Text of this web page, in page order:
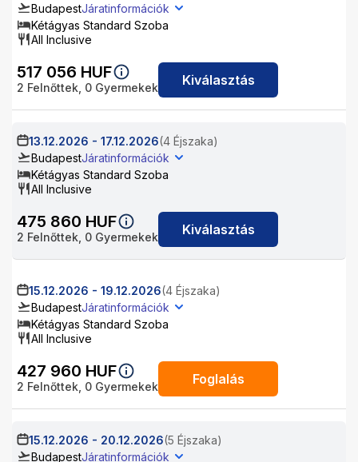
BudapestJáratinformációk
Kétágyas Standard Szoba
All Inclusive
517 056 HUF
2 Felnőttek, 0 Gyermekek Kiválasztás
13.12.2026 - 17.12.2026(4 Éjszaka)
BudapestJáratinformációk
Kétágyas Standard Szoba
All Inclusive
475 860 HUF
2 Felnőttek, 0 Gyermekek Kiválasztás
15.12.2026 - 19.12.2026(4 Éjszaka)
BudapestJáratinformációk
Kétágyas Standard Szoba
All Inclusive
427 960 HUF
2 Felnőttek, 0 Gyermekek Foglalás
15.12.2026 - 20.12.2026(5 Éjszaka)
BudapestJáratinformációk